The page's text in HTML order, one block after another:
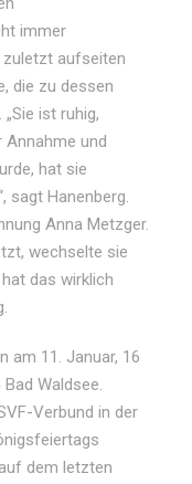
immer
zuletzt aufseiten
die zu dessen
ist ruhig,
und
hat sie
sagt Hanenberg.
Anna Metzger.
wechselte sie
das wirklich
am 11. Januar, 16
Waldsee.
Verbund in der
dem letzten